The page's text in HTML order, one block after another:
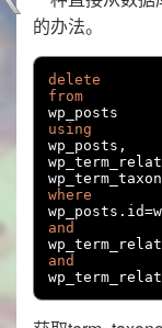
的办法。
delete
from
using
wp_posts ,
where
wp_posts . id=
and
and